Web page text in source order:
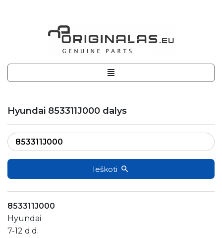
Hyundai 853311J000 dalys
Ieškoti
853311J000
Hyundai
7-12 d.d.